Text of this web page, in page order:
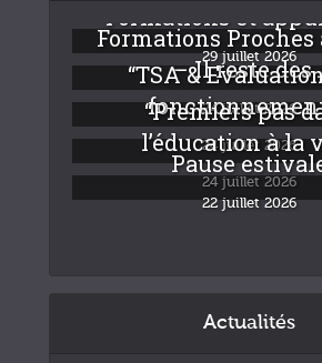
Formations et
29 juillet 2026
Formations
– Il reste
24 juillet 2026
“TSA &
fonctionnement
24 juillet 2026
“Premiers pas
l’éducation à la
24 juillet 2026
Pause
22 juillet 2026
Actualités